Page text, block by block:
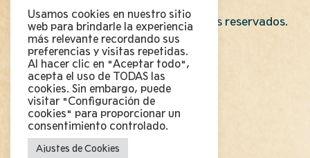
Copyright 2022 © Todos los derechos reservados.
CONTACTO
PLANOS
PREGUNTAS FRECUENTES
AVISO LEGAL
Usamos cookies en nuestro sitio
web para brindarle la experiencia
más relevante recordando sus
preferencias y visitas repetidas.
Al hacer clic en "Aceptar todo",
acepta el uso de TODAS las
cookies. Sin embargo, puede
visitar "Configuración de
cookies" para proporcionar un
consentimiento controlado.
Ajustes de Cookies